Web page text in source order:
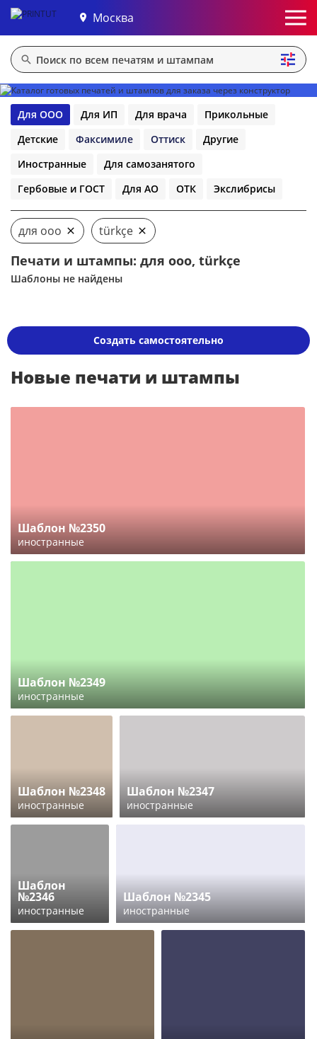
Москва
Для ООО Для ИП Для врача
Прикольные
Детские
Факсимиле Оттиск
Другие
Иностранные
Для самозанятого
Гербовые и ГОСТ
Для АО ОТК Экслибрисы
для ооо türkçe
Печати и штампы: для ооо, türkçe
Шаблоны не найдены
Создать самостоятельно
Новые печати и штампы
Шаблон №2350
иностранные
Шаблон №2349
иностранные
Шаблон №2348
иностранные
Шаблон №2347
иностранные
Шаблон
№2346
иностранные
Шаблон №2345
иностранные